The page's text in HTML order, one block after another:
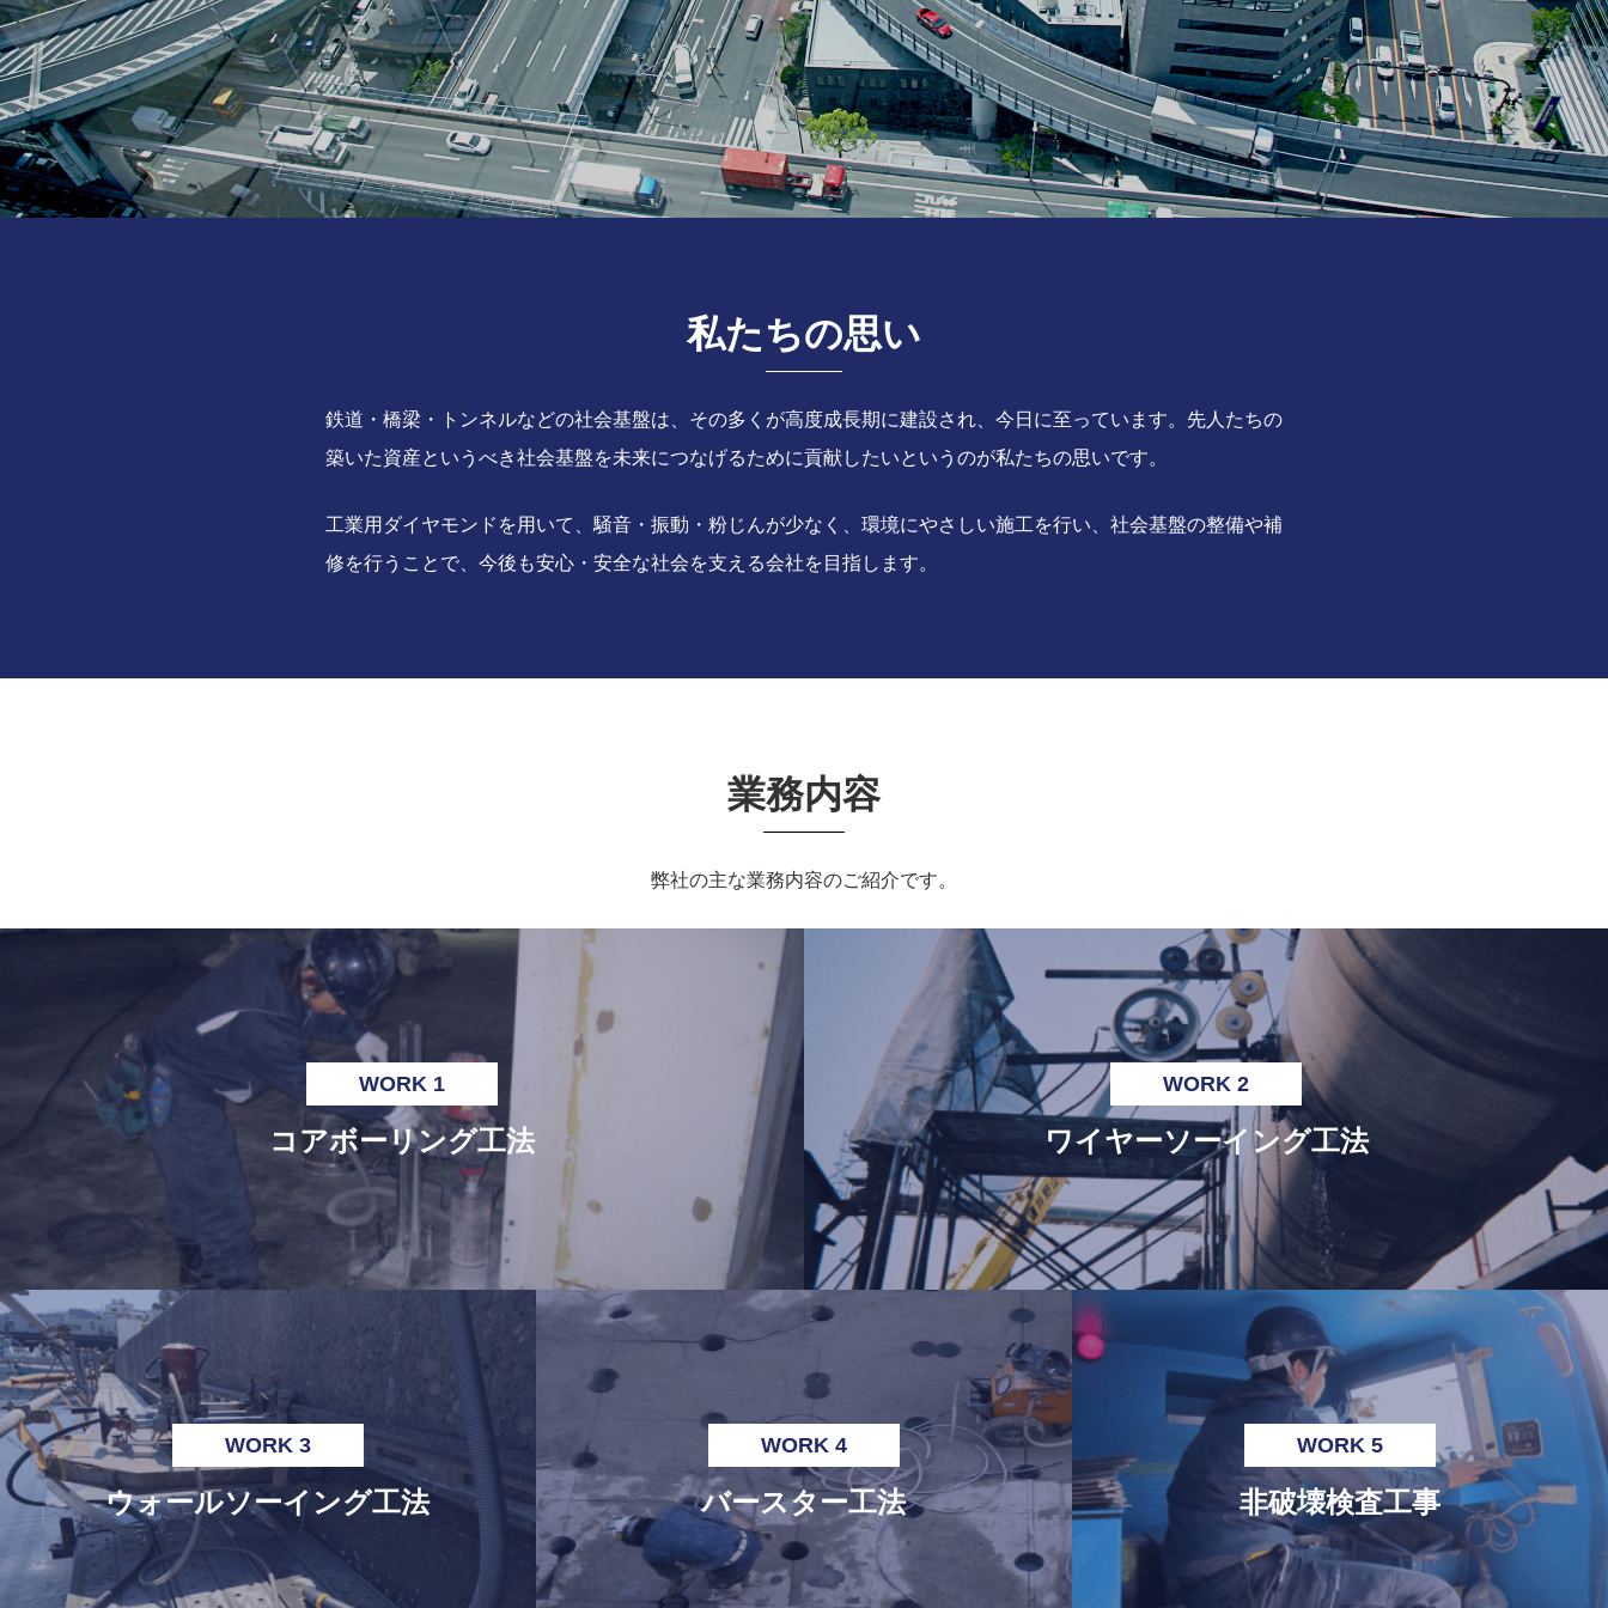
私たちの思い
鉄道・橋梁・トンネルなどの社会基盤は、その多くが高度成長期に建設され、今日に至っています。先人たちの
築いた資産というべき社会基盤を未来につなげるために貢献したいというのが私たちの思いです。
工業用ダイヤモンドを用いて、騒音・振動・粉じんが少なく、環境にやさしい施工を行い、社会基盤の整備や補
修を行うことで、今後も安心・安全な社会を支える会社を目指します。
業務内容
弊社の主な業務内容のご紹介です。
WORK 1
コアボーリング工法
WORK 2
ワイヤーソーイング工法
WORK 3
ウォールソーイング工法
WORK 4
バースター工法
WORK 5
非破壊検査工事